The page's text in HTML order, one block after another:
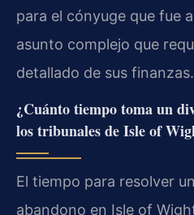
para el cónyuge que fue
asunto complejo que
detallado de sus finanzas.
¿Cuánto tiempo toma un
los tribunales de Isle of
El tiempo para resolver
abandono en Isle of